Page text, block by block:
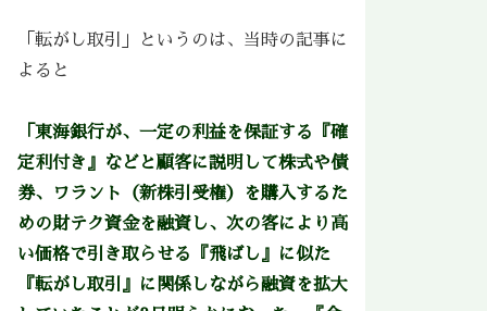
「転がし取引」というのは、当時の記事に
よると
「東海銀行が、一定の利益を保証する『確
定利付き』などと顧客に説明して株式や債
券、ワラント（新株引受権）を購入するた
めの財テク資金を融資し、次の客により高
い価格で引き取らせる『飛ばし』に似た
『転がし取引』に関係しながら融資を拡大